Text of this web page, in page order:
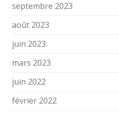
septembre 2023
août 2023
juin 2023
mars 2023
juin 2022
février 2022